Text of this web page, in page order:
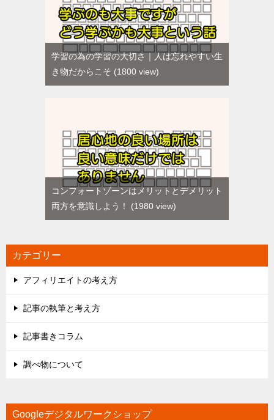
学習の為の学習の大切さ｜人は忘れやすい生
き物だからこそ
1800 view
コンフォートゾーンはメリットとデメリット
両方を意識しよう！
1980 view
カテゴリー
アフィリエイトの考え方
記事の執筆と考え方
記事書きコラム
調べ物について
Googleデジタルワークショップ